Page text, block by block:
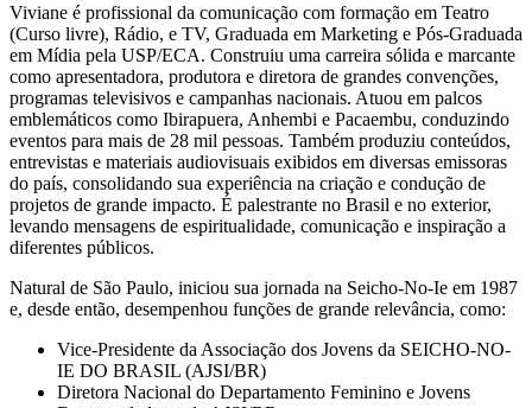
Viviane é profissional da comunicação com formação em Teatro
(Curso livre), Rádio, e TV, Graduada em Marketing e Pós-Graduada
em Mídia pela USP/ECA. Construiu uma carreira sólida e marcante
como apresentadora, produtora e diretora de grandes convenções,
programas televisivos e campanhas nacionais. Atuou em palcos
emblemáticos como Ibirapuera, Anhembi e Pacaembu, conduzindo
eventos para mais de 28 mil pessoas. Também produziu conteúdos,
entrevistas e materiais audiovisuais exibidos em diversas emissoras
do país, consolidando sua experiência na criação e condução de
projetos de grande impacto. É palestrante no Brasil e no exterior,
levando mensagens de espiritualidade, comunicação e inspiração a
diferentes públicos.
Natural de São Paulo, iniciou sua jornada na Seicho-No-Ie em 1987
e, desde então, desempenhou funções de grande relevância, como:
Vice-Presidente da Associação dos Jovens da SEICHO-NO-
IE DO BRASIL (AJSI/BR)
Diretora Nacional do Departamento Feminino e Jovens